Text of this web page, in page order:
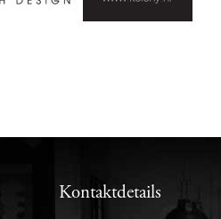
Kontaktdetails